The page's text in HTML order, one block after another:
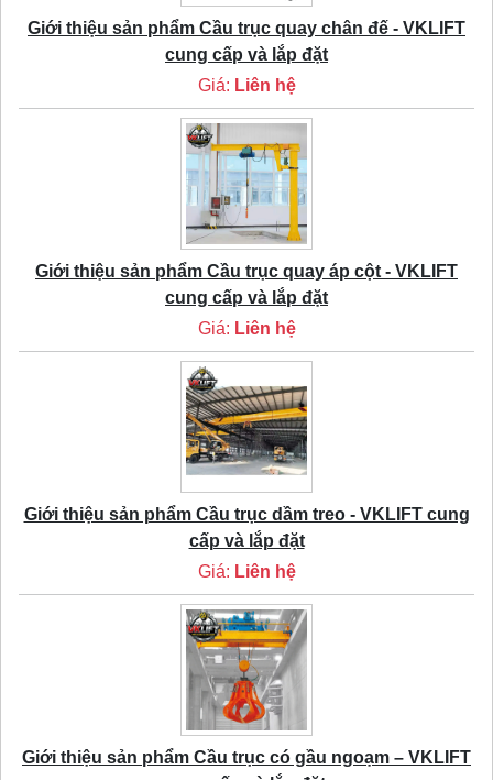
Giới thiệu sản phẩm Cầu trục quay chân đế - VKLIFT
cung cấp và lắp đặt
Giá: Liên hệ
Giới thiệu sản phẩm Cầu trục quay áp cột - VKLIFT
cung cấp và lắp đặt
Giá: Liên hệ
Giới thiệu sản phẩm Cầu trục dầm treo - VKLIFT cung
cấp và lắp đặt
Giá: Liên hệ
Giới thiệu sản phẩm Cầu trục có gầu ngoạm – VKLIFT